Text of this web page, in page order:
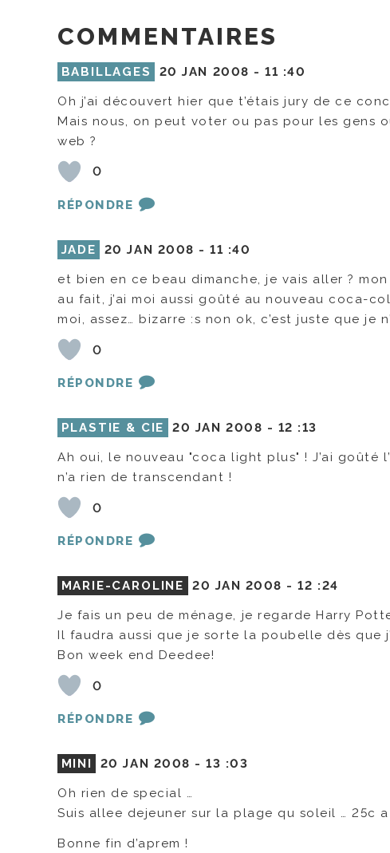
COMMENTAIRES
BABILLAGES 20 JAN 2008 -11 :40
Oh j’ai découvert hier que t’étais jury de ce
Mais nous, on peut voter ou pas pour les gens
web ?
0
RÉPONDRE
JADE 20 JAN 2008 -11 :40
et bien en ce beau dimanche, je vais aller ?
au fait, j’ai moi aussi goûté au nouveau coca-
moi, assez… bizarre :s non ok, c’est juste que je
0
RÉPONDRE
PLASTIE & CIE 20 JAN 2008 - 12 :13
Ah oui, le nouveau "coca light plus" ! J’ai goûté
n’a rien de transcendant !
0
RÉPONDRE
MARIE-CAROLINE 20 JAN 2008 -12 :24
Je fais un peu de ménage, je regarde Harry
Il faudra aussi que je sorte la poubelle dès que
Bon week end Deedee!
0
RÉPONDRE
MINI 20 JAN 2008 -13 :03
Oh rien de special …
Suis allee dejeuner sur la plage qu soleil … 25c a
Bonne fin d’aprem !